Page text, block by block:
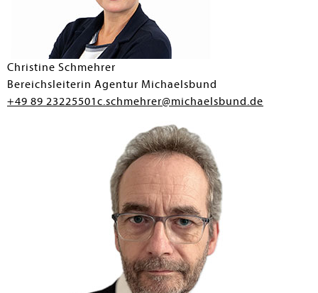
Christine Schmehrer
Bereichsleiterin Agentur Michaelsbund
+49 89 23225501c.schmehrer@michaelsbund.de